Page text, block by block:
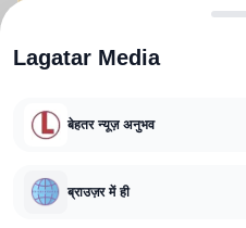
CORRECTIONS POLICY
Lagatar Media
बेहतर न्यूज़ अनुभव
ब्राउज़र में ही